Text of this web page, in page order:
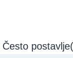
Često